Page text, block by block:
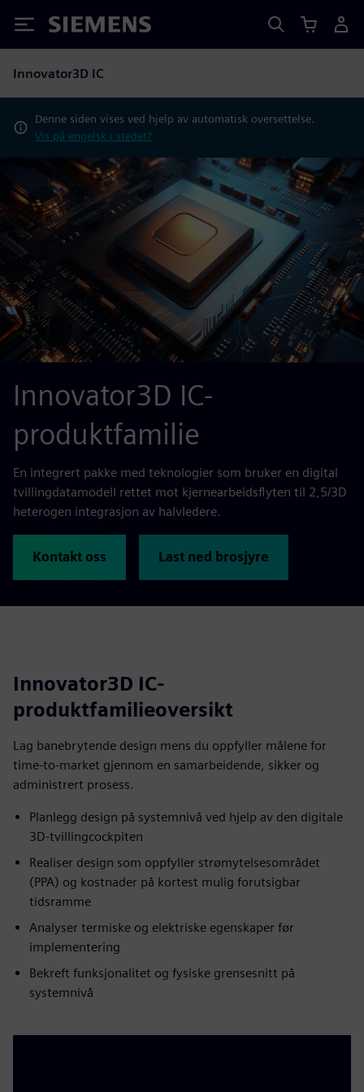
Siemens
Innovator3D IC
Denne siden vises ved hjelp av automatisk oversettelse.
Vis på engelsk i stedet?
Innovator3D IC-
produktfamilie
En integrert pakke med teknologier som bruker en digital
tvillingdatamodell rettet mot kjernearbeidsflyten til 2,5/3D
heterogen integrasjon av halvledere.
Kontakt oss Last ned brosjyre
Innovator3D IC-
produktfamilieoversikt
Lag banebrytende design mens du oppfyller målene for
time-to-market gjennom en samarbeidende, sikker og
administrert prosess.
Planlegg design på systemnivå ved hjelp av den digitale
3D-tvillingcockpiten
Realiser design som oppfyller strømytelsesområdet
(PPA) og kostnader på kortest mulig forutsigbar
tidsramme
Analyser termiske og elektriske egenskaper før
implementering
Bekreft funksjonalitet og fysiske grensesnitt på
systemnivå